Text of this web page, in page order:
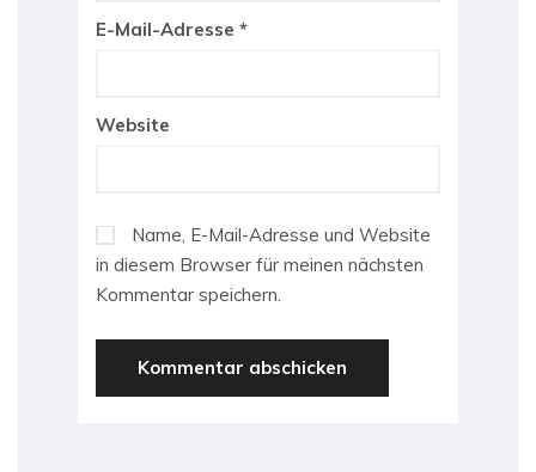
E-Mail-Adresse *
Website
Name, E-Mail-Adresse und Website
in diesem Browser für meinen nächsten
Kommentar speichern.